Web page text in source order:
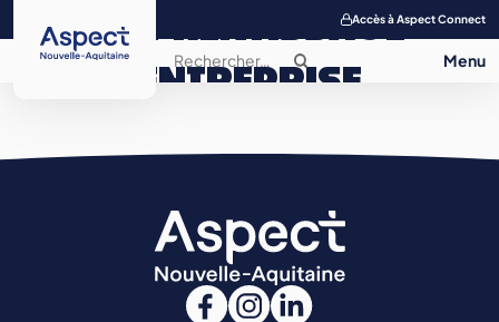
Accès à Aspect Connect
APPRENTISSAGE
ENTREPRISE
CONTACT